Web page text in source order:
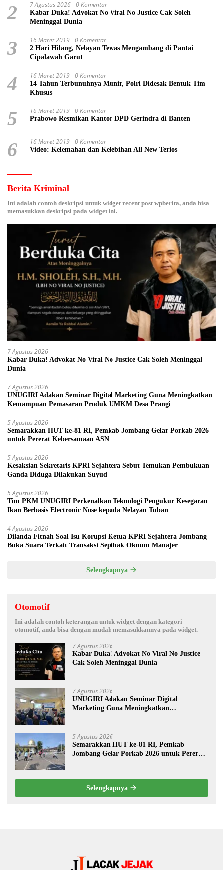
2 7 Agustus 2026 0 Komentar
Kabar Duka! Advokat No Viral No Justice Cak Soleh
Meninggal Dunia
3 16 Maret 2019 0 Komentar
2 Hari Hilang, Nelayan Tewas Mengambang di Pantai
Cipalawah Garut
4 16 Maret 2019 0 Komentar
14 Tahun Terbunuhnya Munir, Polri Didesak Bentuk Tim
Khusus
5 16 Maret 2019 0 Komentar
Prabowo Resmikan Kantor DPD Gerindra di Banten
6 16 Maret 2019 0 Komentar
Video: Kelemahan dan Kelebihan All New Terios
Berita Kriminal
Ini adalah contoh deskripsi untuk widget recent post wpberita, anda bisa
memasukkan deskripsi pada widget ini.
7 Agustus 2026
Kabar Duka! Advokat No Viral No Justice Cak Soleh Meninggal
Dunia
7 Agustus 2026
UNUGIRI Adakan Seminar Digital Marketing Guna Meningkatkan
Kemampuan Pemasaran Produk UMKM Desa Prangi
5 Agustus 2026
Semarakkan HUT ke-81 RI, Pemkab Jombang Gelar Porkab 2026
untuk Pererat Kebersamaan ASN
5 Agustus 2026
Kesaksian Sekretaris KPRI Sejahtera Sebut Temukan Pembukuan
Ganda Diduga Dilakukan Suyud
5 Agustus 2026
Tim PKM UNUGIRI Perkenalkan Teknologi Pengukur Kesegaran
Ikan Berbasis Electronic Nose kepada Nelayan Tuban
4 Agustus 2026
Dilanda Fitnah Soal Isu Korupsi Ketua KPRI Sejahtera Jombang
Buka Suara Terkait Transaksi Sepihak Oknum Manajer
Selengkapnya
Otomotif
Ini adalah contoh keterangan untuk widget dengan kategori
otomotif, anda bisa dengan mudah memasukkannya pada widget.
7 Agustus 2026
Kabar Duka! Advokat No Viral No Justice
Cak Soleh Meninggal Dunia
7 Agustus 2026
UNUGIRI Adakan Seminar Digital
Marketing Guna Meningkatkan
5 Agustus 2026
Semarakkan HUT ke-81 RI, Pemkab
Jombang Gelar Porkab 2026 untuk Pererat
Selengkapnya